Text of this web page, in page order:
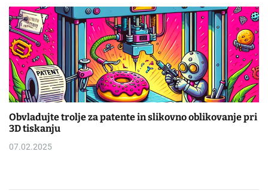
Obvladujte trolje za patente in slikovno oblikovanje pri
3D tiskanju
07.02.2025